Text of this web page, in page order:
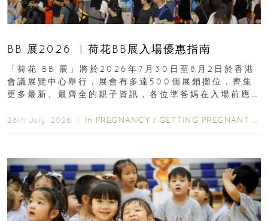
BB 展2026 ︳荷花BB展入場優惠指南
「荷花 BB 展」將於2026年7月30日至8月2日於香港
會議展覽中心舉行，展會有多達500個展銷攤位，齊集
更多最新、最齊全的親子資訊，各位準爸媽在入場前應
28th July, 2026 ｜ In PREGNANCY / GETTING PREGNANT